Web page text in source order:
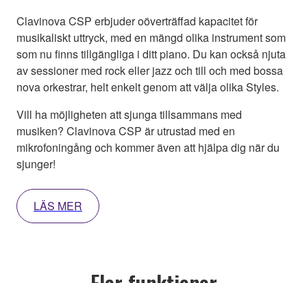
Clavinova CSP erbjuder oöverträffad kapacitet för
musikaliskt uttryck, med en mängd olika instrument som
som nu finns tillgängliga i ditt piano. Du kan också njuta
av sessioner med rock eller jazz och till och med bossa
nova orkestrar, helt enkelt genom att välja olika Styles.
Vill ha möjligheten att sjunga tillsammans med
musiken? Clavinova CSP är utrustad med en
mikrofoningång och kommer även att hjälpa dig när du
sjunger!
LÄS MER